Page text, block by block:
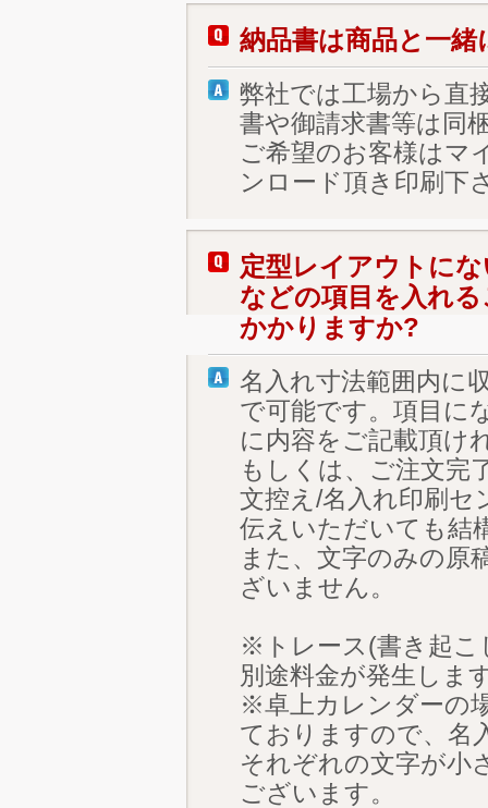
納品書は商品と一
弊社では工場から直
書や御請求書等は同
ご希望のお客様はマ
ンロード頂き印刷下
定型レイアウトに
などの項目を入れ
かかりますか?
名入れ寸法範囲内に
で可能です。項目に
に内容をご記載頂け
もしくは、ご注文完
文控え/名入れ印刷セ
伝えいただいても結
また、文字のみの原
ざいません。
※トレース(書き起こ
別途料金が発生しま
※卓上カレンダーの
ておりますので、名
それぞれの文字が小
ございます。